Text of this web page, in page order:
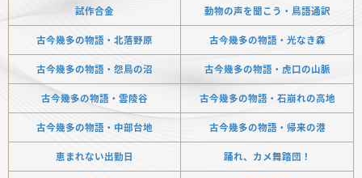
試作合金 動物の声を聞こう・鳥語通訳
古今幾多の物語・北落野原 古今幾多の物語・光なき森
古今幾多の物語・怨鳥の沼 古今幾多の物語・虎口の山脈
古今幾多の物語・雲陵谷 古今幾多の物語・石崩れの高地
古今幾多の物語・中部台地 古今幾多の物語・帰来の港
恵まれない出勤日 踊れ、カメ舞踏団！